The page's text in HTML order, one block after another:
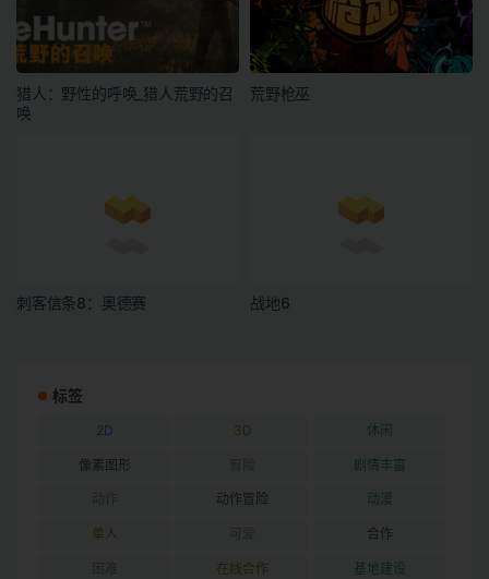
猎人：野性的呼唤_猎人荒野的召
唤
荒野枪巫
刺客信条8：奥德赛 战地6
标签
2D 3D 休闲
像素图形 剧情丰富
动作冒险 动漫
单人 合作
在线合作 基地建设